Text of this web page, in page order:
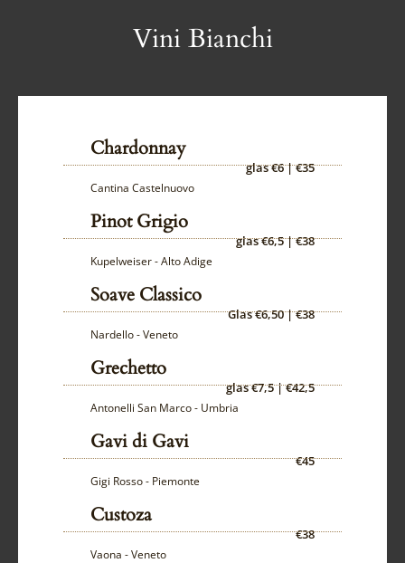
Vini Bianchi
Chardonnay
glas €6 | €35
Cantina Castelnuovo
Pinot Grigio
glas €6,5 | €38
Kupelweiser - Alto Adige
Soave Classico
Glas €6,50 | €38
Nardello - Veneto
Grechetto
glas €7,5 | €42,5
Antonelli San Marco - Umbria
Gavi di Gavi
€45
Gigi Rosso - Piemonte
Custoza
€38
Vaona - Veneto